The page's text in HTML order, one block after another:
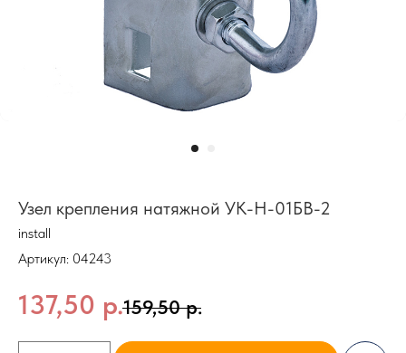
Узел крепления натяжной УК-Н-01БВ-2
install
Артикул: 04243
137,50 р.159,50 р.